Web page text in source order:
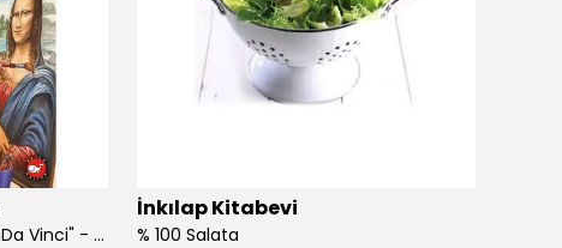
"Kim Kimdi? Serisi Leonardo Da Vinci" - Roberta Edwards
İnkılap Kitabevi
% 100 Salata